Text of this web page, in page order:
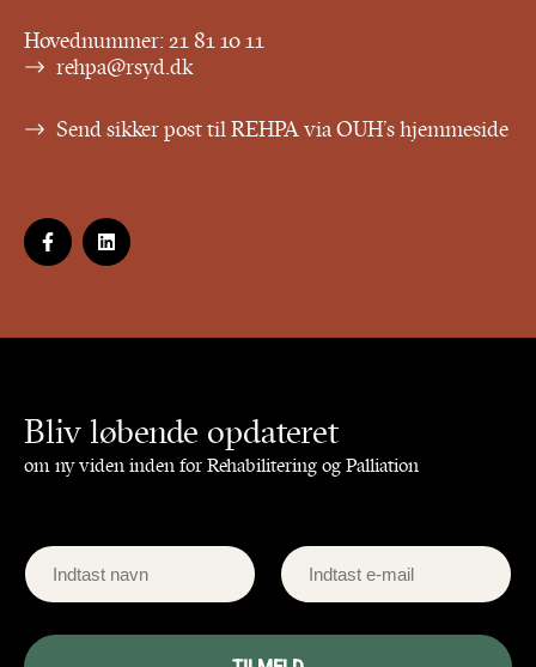
Hovednummer:21 81 10 11
rehpa@rsyd.dk
Send sikker post til REHPA via OUH’s hjemmeside
Bliv løbende opdateret
om ny viden inden for Rehabilitering og Palliation